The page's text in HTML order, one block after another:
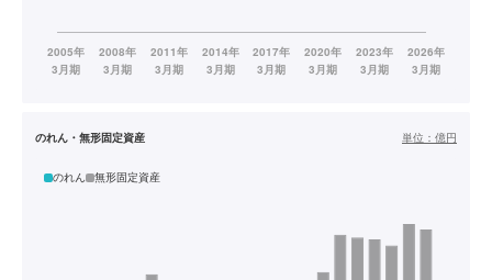
のれん・無形固定資産 単位： 億円
のれん 無形固定資産